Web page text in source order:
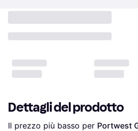
Dettagli del prodotto
Il prezzo più basso per Portwest